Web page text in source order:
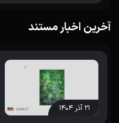
آخرین اخبار مستند
۲۱ آذر ۱۴۰۴